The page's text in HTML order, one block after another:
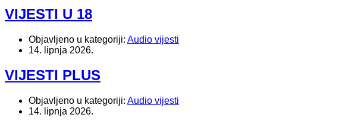
VIJESTI U 18
Objavljeno u kategoriji: Audio vijesti
14. lipnja 2026.
VIJESTI PLUS
Objavljeno u kategoriji: Audio vijesti
14. lipnja 2026.